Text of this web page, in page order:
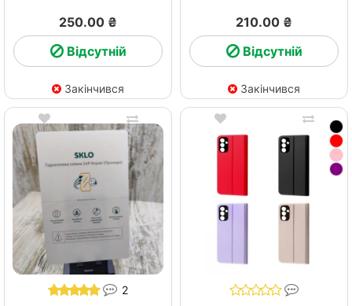
250.00 ₴
Відсутній
Закінчився
210.00 ₴
Відсутній
Закінчився
2